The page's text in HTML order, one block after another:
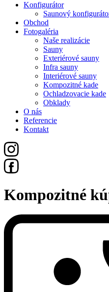
Konfigurátor
Saunový
Obchod
Fotogaléria
Naše realizácie
Sauny
Exteriérové sauny
Infra sauny
Interiérové sauny
Kompozitné kade
Ochladzovacie kade
Obklady
O nás
Referencie
Kontakt
Kompozitné